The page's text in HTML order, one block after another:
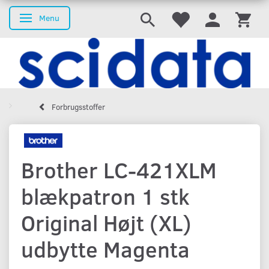
Skifte navigation
Menu
Forbrugsstoffer
Brother LC-421XLM
blækpatron 1 stk
Original Højt (XL)
udbytte Magenta